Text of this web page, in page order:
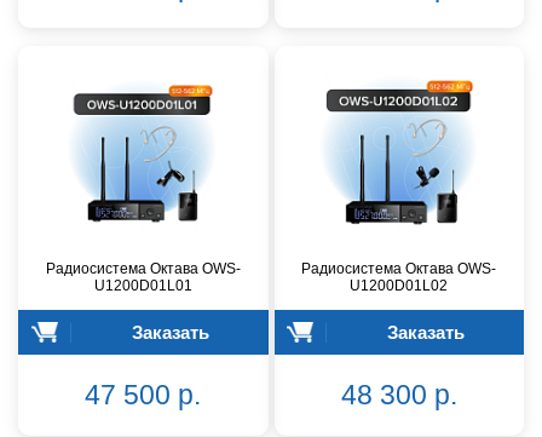
Радиосистема Октава OWS-
U1200D01L01
Заказать
47 500 р.
Радиосистема Октава OWS-
U1200D01L02
Заказать
48 300 р.